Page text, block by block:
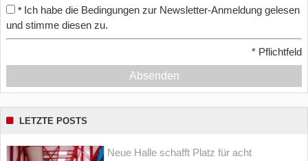
* Ich habe die Bedingungen zur Newsletter-Anmeldung gelesen
und stimme diesen zu.
* Pflichtfeld
Absenden
LETZTE POSTS
Neue Halle schafft Platz für acht